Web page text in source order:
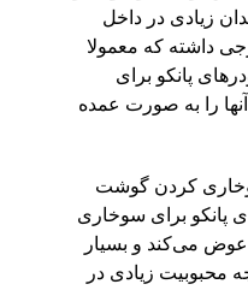
زیادی در داخل
داشته که معمولا
پانکو برای
را به صورت عمده
کردن گوشت
پانکو برای سوخاری
عوض می‌کند و بسیار
محبوبیت زیادی در